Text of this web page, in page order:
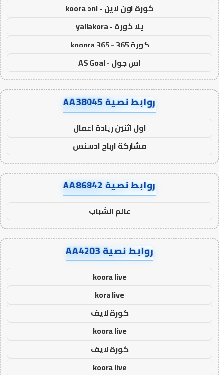
كورة اون لاين - koora onl
يلا كورة - yallakora
كورة 365 - kooora 365
اس جول - AS Goal
روابط نصية AA38045
اول اثنين ريادة اعمال
مشاركة ارباح ادسنس
روابط نصية AA86842
عالم الشباب
روابط نصية AA4203
koora live
kora live
كورة لايف
koora live
كورة لايف
koora live